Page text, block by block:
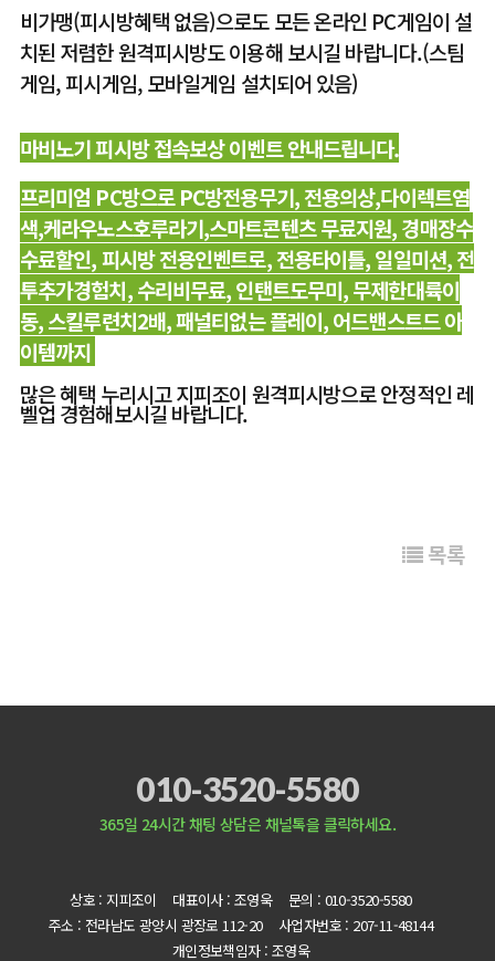
비가맹(피시방혜택 없음)으로도 모든 온라인 PC게임이 설
치된 저렴한 원격피시방도 이용해 보시길 바랍니다.(스팀
게임, 피시게임, 모바일게임 설치되어 있음)
마비노기 피시방 접속보상 이벤트 안내드립니다.
프리미엄 PC방으로 PC방전용무기, 전용의상,다이렉트염
색,케라우노스호루라기,스마트콘텐츠 무료지원, 경매장수
수료할인, 피시방 전용인벤트로, 전용타이틀, 일일미션, 전
투추가경험치, 수리비무료, 인탠트도무미, 무제한대륙이
동, 스킬루련치2배, 패널티없는 플레이, 어드밴스트드 아
이템까지
많은 혜택 누리시고 지피조이 원격피시방으로안정적인 레
벨업 경험해보시길 바랍니다.
목록
010-3520-5580
365일 24시간 채팅 상담은 채널톡을 클릭하세요.
상호 : 지피조이 대표이사 : 조영욱
문의 : 010-3520-5580
주소 : 전라남도 광양시 광장로 112-20
사업자번호 : 207-11-48144
개인정보책임자 : 조영욱